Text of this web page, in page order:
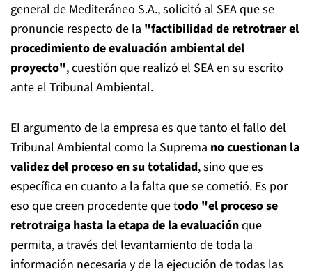
general de Mediteráneo S.A., solicitó al SEA que se
pronuncie respecto de la "factibilidad de retrotraer el
procedimiento de evaluación ambiental del
proyecto", cuestión que realizó el SEA en su escrito
ante el Tribunal Ambiental.
El argumento de la empresa es que tanto el fallo del
Tribunal Ambiental como la Suprema no cuestionan la
validez del proceso en su totalidad, sino que es
específica en cuanto a la falta que se cometió. Es por
eso que creen procedente que todo "el proceso se
retrotraiga hasta la etapa de la evaluaciónque
permita, a través del levantamiento de toda la
información necesaria y de la ejecución de todas las